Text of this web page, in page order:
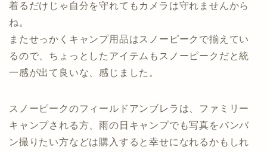
着るだけじゃ自分を守れてもカメラは守れませんから
ね。
またせっかくキャンプ用品はスノーピークで揃えてい
るので、ちょっとしたアイテムもスノーピークだと統
一感が出て良いな、感じました。
スノーピークのフィールドアンブレラは、ファミリー
キャンプされる方、雨の日キャンプでも写真をバンバ
ン撮りたい方などは購入すると幸せになれるかもしれ